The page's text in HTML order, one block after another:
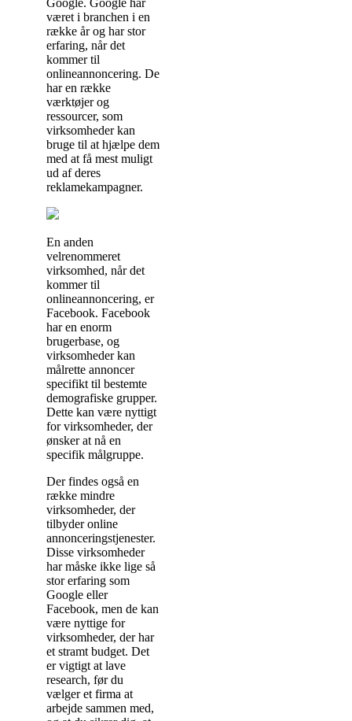
Google. Google har
været i branchen i en
række år og har stor
erfaring, når det
kommer til
onlineannoncering. De
har en række
værktøjer og
ressourcer, som
virksomheder kan
bruge til at hjælpe dem
med at få mest muligt
ud af deres
reklamekampagner.
En anden
velrenommeret
virksomhed, når det
kommer til
onlineannoncering, er
Facebook. Facebook
har en enorm
brugerbase, og
virksomheder kan
målrette annoncer
specifikt til bestemte
demografiske grupper.
Dette kan være nyttigt
for virksomheder, der
ønsker at nå en
specifik målgruppe.
Der findes også en
række mindre
virksomheder, der
tilbyder online
annonceringstjenester.
Disse virksomheder
har måske ikke lige så
stor erfaring som
Google eller
Facebook, men de kan
være nyttige for
virksomheder, der har
et stramt budget. Det
er vigtigt at lave
research, før du
vælger et firma at
arbejde sammen med,